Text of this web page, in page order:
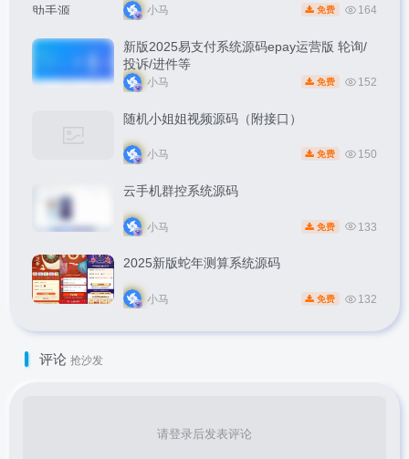
小马 免费 164
新版2025易支付系统源码epay运营版 轮询/
投诉/进件等
小马 免费 152
随机小姐姐视频源码（附接口）
小马 免费 150
云手机群控系统源码
小马 免费 133
2025新版蛇年测算系统源码
小马 免费 132
评论 抢沙发
请登录后发表评论